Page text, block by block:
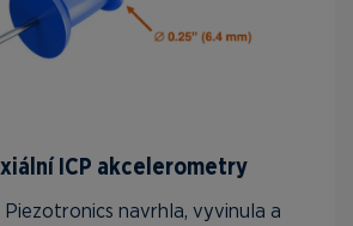
ICP akcelerometry
navrhla, vyvinula a